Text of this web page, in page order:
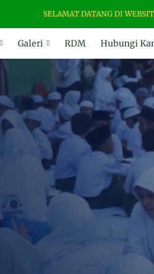
SELAMAT DATANG DI WEBSITE RESMI
Galeri RDM Hubungi